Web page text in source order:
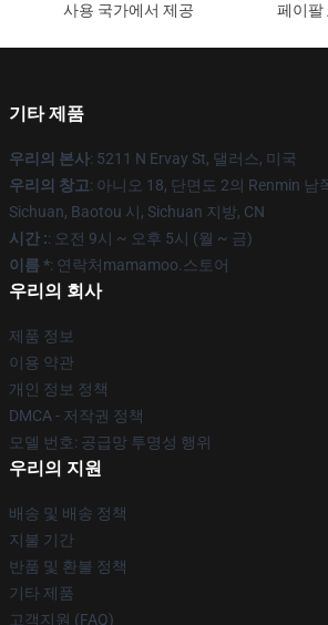
사용 국가에서 제공
페이팔
기타 제품
우리의 본사: 5211 N Ervay St, 댈러스, 미국
우리의 창고: 아니오 18, 단면도 2의 Renmin 남
Sichuan, Baotou 시, Sichuan 지방, CN
시간 :: 오전 9시 ~ 오후 5시 (월 ~ 금)
이름 *: 연락처mamamoo.스토어
우리의 회사
제품 정보
이용 약관
개인 정보 정책
DMCA - 저작권 정책
모델 번호: 공급망 투명성 행위
우리의 지원
배송 및 배송 정책
지불 기간
반품 및 환불 정책
기타 제품
고객지원 (FAQ)